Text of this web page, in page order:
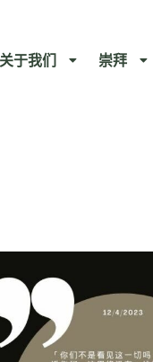
关于我们 崇拜